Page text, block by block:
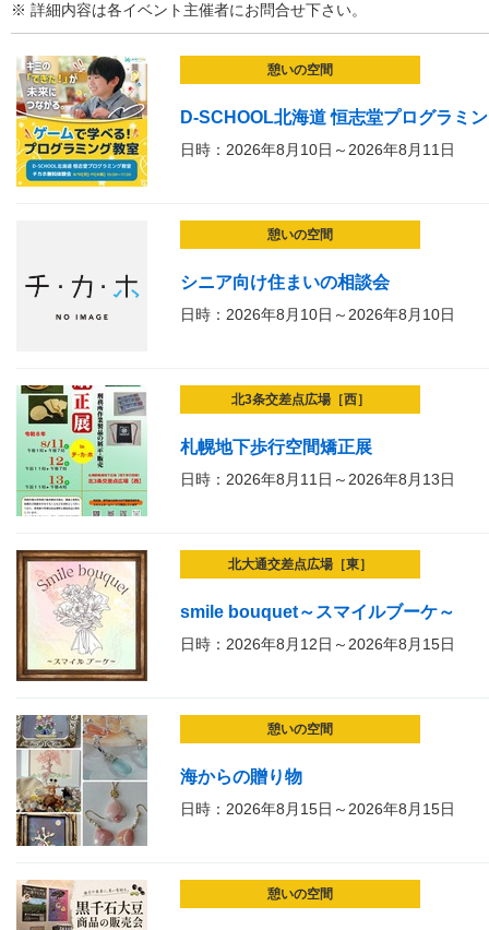
※ 詳細内容は各イベント主催者にお問合せ下さい。
憩いの空間
D-SCHOOL北海道 恒志堂プログラミ
日時：2026年8月10日～2026年8月11日
憩いの空間
シニア向け住まいの相談会
日時：2026年8月10日～2026年8月10日
北3条交差点広場［西］
札幌地下歩行空間矯正展
日時：2026年8月11日～2026年8月13日
北大通交差点広場［東］
smile bouquet～スマイルブーケ～
日時：2026年8月12日～2026年8月15日
憩いの空間
海からの贈り物
日時：2026年8月15日～2026年8月15日
憩いの空間